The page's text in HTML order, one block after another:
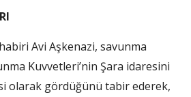
Avi Aşkenazi, savunma
Kuvvetleri’nin Şara idaresini
olarak gördüğünü tabir ederek,